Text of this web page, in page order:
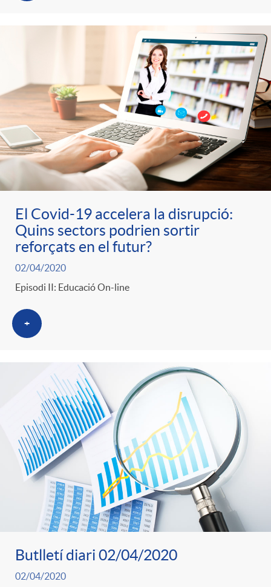
El Covid-19 accelera la disrupció:
Quins sectors podrien sortir
reforçats en el futur?
02/04/2020
Episodi II: Educació On-line
+
Butlletí diari 02/04/2020
02/04/2020